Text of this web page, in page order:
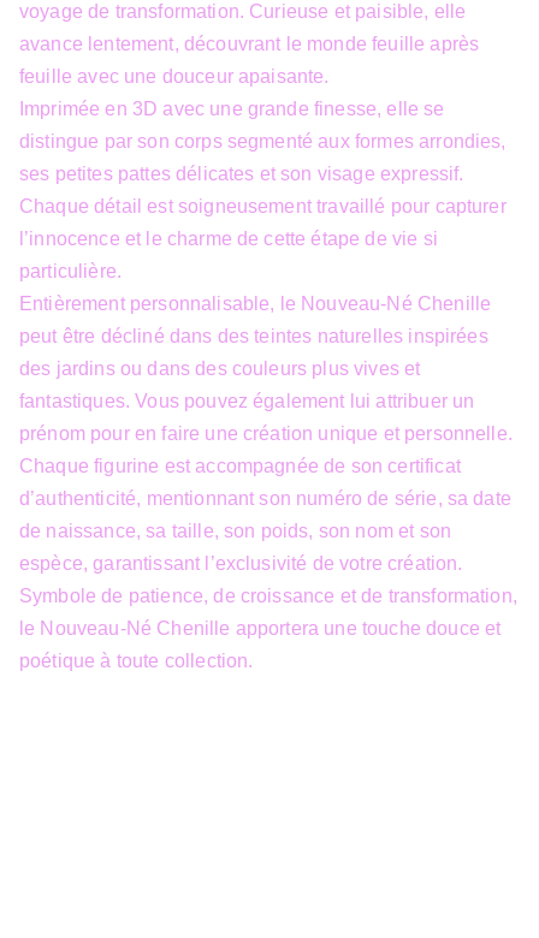
voyage de transformation. Curieuse et paisible, elle
avance lentement, découvrant le monde feuille après
feuille avec une douceur apaisante.
Imprimée en 3D avec une grande finesse, elle se
distingue par son corps segmenté aux formes arrondies,
ses petites pattes délicates et son visage expressif.
Chaque détail est soigneusement travaillé pour capturer
l’innocence et le charme de cette étape de vie si
particulière.
Entièrement personnalisable, le Nouveau-Né Chenille
peut être décliné dans des teintes naturelles inspirées
des jardins ou dans des couleurs plus vives et
fantastiques. Vous pouvez également lui attribuer un
prénom pour en faire une création unique et personnelle.
Chaque figurine est accompagnée de son certificat
d’authenticité, mentionnant son numéro de série, sa date
de naissance, sa taille, son poids, son nom et son
espèce, garantissant l’exclusivité de votre création.
Symbole de patience, de croissance et de transformation,
le Nouveau-Né Chenille apportera une touche douce et
poétique à toute collection.